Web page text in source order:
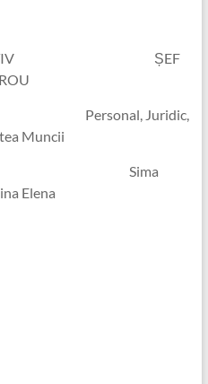
ȘEF
Juridic,
Muncii
Elena